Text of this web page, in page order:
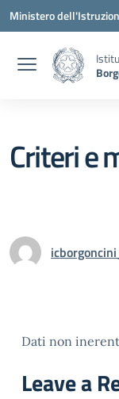
Vai ai contenuti
Vai al menu di
Vai al footer
Ministero
Criteri e
Dati non
Leave a